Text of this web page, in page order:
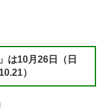
は10月26日（日
）